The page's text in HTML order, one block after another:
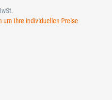
um Ihre individuellen Preise